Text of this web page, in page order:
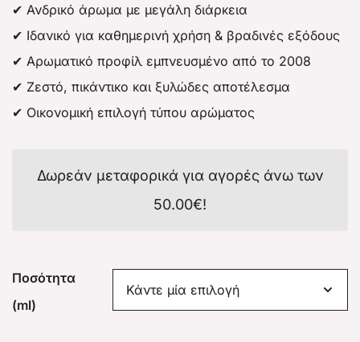
✔ Ανδρικό άρωμα με μεγάλη διάρκεια
✔ Ιδανικό για καθημερινή χρήση & βραδινές εξόδους
✔ Αρωματικό προφίλ εμπνευσμένο από το 2008
✔ Ζεστό, πικάντικο και ξυλώδες αποτέλεσμα
✔ Οικονομική επιλογή τύπου αρώματος
Δωρεάν μεταφορικά για αγορές άνω των
50.00€!
Ποσότητα
(ml)